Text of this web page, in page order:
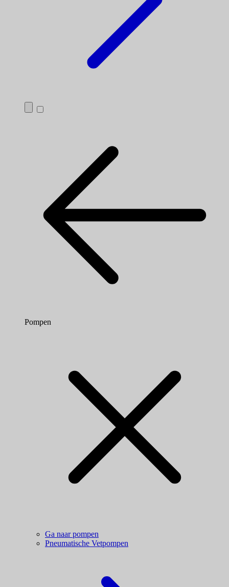
Pompen
Ga naar pompen
Pneumatische Vetpompen